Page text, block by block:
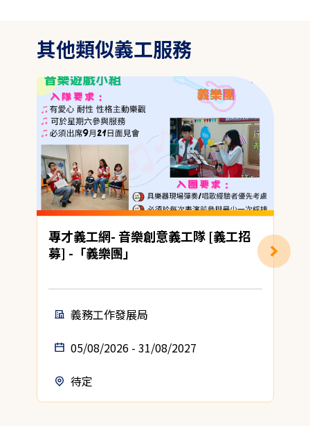
其他類似義工服務
專才義工網- 音樂創意義工隊 [義工招
募] -「義樂團」
義務工作發展局
05/08/2026 - 31/08/2027
待定